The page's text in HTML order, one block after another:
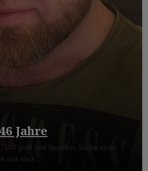
Jahre
183 groß und Sportlich. Suche einen
und stark ...